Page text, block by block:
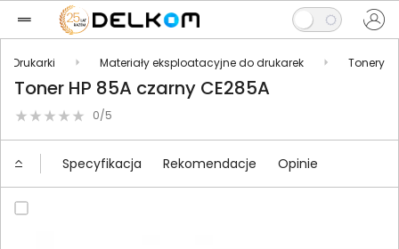
Drukarki Materiały eksploatacyjne do drukarek Tonery
Toner HP 85A czarny CE285A
0/5
Specyfikacja Rekomendacje Opinie